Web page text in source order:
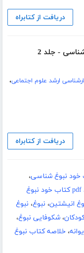
دریافت از کتابراه
- جلد 2
ارشد علوم اجتماعی،
دریافت از کتابراه
خود نبوغ شناسی،
دانلود pdf کتاب خود نبوغ
انیشتین، نبوغ، نبوغ
، شکوفایی نبوغ،
، خلاصه کتاب نبوغ